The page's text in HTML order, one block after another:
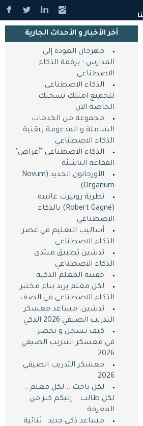
آخر اﻷخبار و اﻷحداث الجارية
مهرجان العودة إلى
المدارس - برفقة الذكاء
الاصطناعي
الذكاء الاصطناعي...
للجميع امتلك نسختك
الخاصة اﻵن
مجموعة من الخدمات
الشاملة و المدعومة بتقنية
الذكاء الاصطناعي
الذكاء الاصطناعي "أعراض"
الفقاعة الناشئة
الأورجانون الجديد (Novum
Organum)
نظرية روبيرت غانييه
(Robert Gagné) بالذكاء
الاصطناعي
أساليب التعليم في عصر
الذكاء الاصطناعي
تدشين تطبيق منتدى
الذكاء الاصطناعي
حقيبة المعلم الذكية
لكل معلم يريد بناء مختبر
الذكاء الاصطناعي في الصف
تدشين: مساعد معسكر
التدريب الصيفي 2026 الذكي
كيف تسجل و تحضر
في معسكر التدريب الصيفي
2026
معسكر التدريب الصيفي
2026
لكل باحث .. لكل معلم ..
لكل طالب .. إليكم كنز من
المعرفة
مساعد ذكي جديد : ثنائية